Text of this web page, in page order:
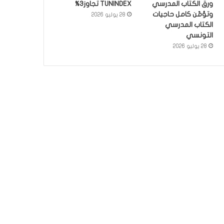
ورق الكتاب المدرسي
وتؤمّن كامل حاجيات
الكتاب المدرسي
التونسي
28 يوليو 2026
TUNINDEX تجاوز3%
28 يوليو 2026